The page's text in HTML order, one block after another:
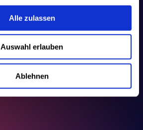
Alle zulassen
Auswahl erlauben
Ablehnen